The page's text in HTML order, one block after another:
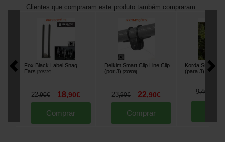
Clientes que compraram este produto também compraram :
Fox Black Label Snag
Ears
[205329]
22,90€ 18,90€
Comprar
Delkim Smart Clip Line Clip
(por 3)
[203538]
23,90€ 22,90€
Comprar
Korda Smart
(para 3)
m3431
9,40